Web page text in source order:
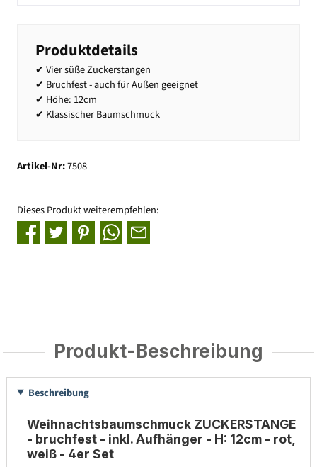
Produktdetails
✔ Vier süße Zuckerstangen
✔ Bruchfest - auch für Außen geeignet
✔ Höhe: 12cm
✔ Klassischer Baumschmuck
Artikel-Nr:7508
Dieses Produkt weiterempfehlen:
Produkt-Beschreibung
Beschreibung
Weihnachtsbaumschmuck ZUCKERSTANGE
- bruchfest - inkl. Aufhänger - H: 12cm - rot,
weiß - 4er Set